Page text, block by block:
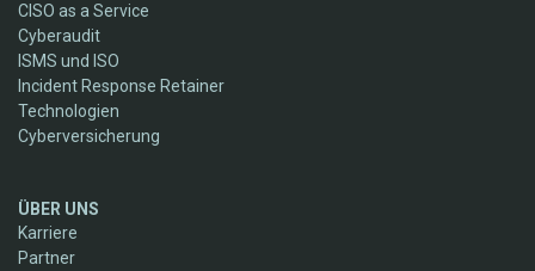
CISO as a Service
Cyberaudit
ISMS und ISO
Incident Response Retainer
Technologien
Cyberversicherung
ÜBER UNS
Karriere
Partner